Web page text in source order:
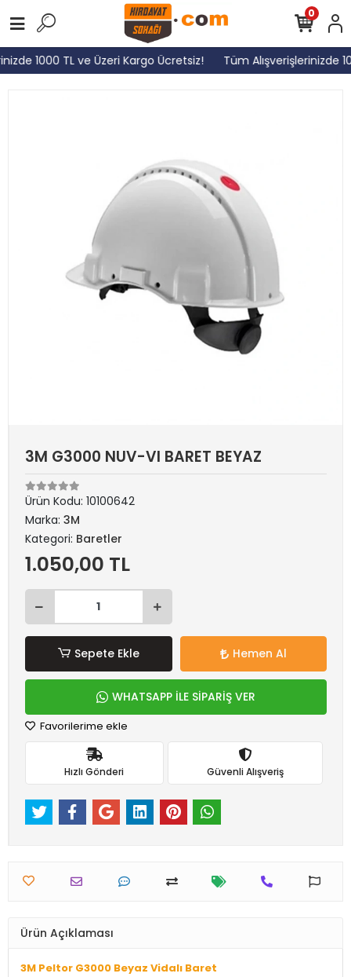
1000 TL ve Üzeri Kargo Ücretsiz! Tüm Alışverişlerinizde
0
3M G3000 NUV-VI BARET BEYAZ
Ürün Kodu: 10100642
Marka: 3M
Kategori: Baretler
1.050,00 TL
Sepete Ekle Hemen Al
WHATSAPP İLE SİPARİŞ VER
Favorilerime ekle
Hızlı Gönderi Güvenli Alışveriş
Ürün Açıklaması
3M Peltor G3000 Beyaz Vidalı Baret